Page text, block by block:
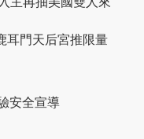
耳門天后宮推限量
安全宣導